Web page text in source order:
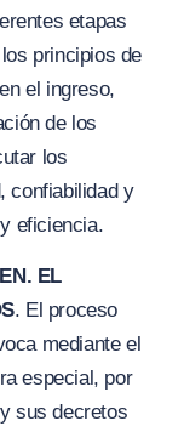
etapas
principios de
el ingreso,
de los
los
confiabilidad y
eficiencia.
EL
. El proceso
mediante el
especial, por
sus decretos